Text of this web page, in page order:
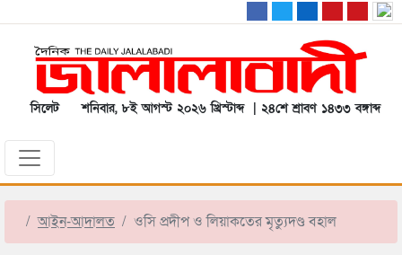
সিলেট শনিবার, ৮ই আগস্ট ২০২৬ খ্রিস্টাব্দ | ২৪শে শ্রাবণ ১৪৩৩ বঙ্গাব্দ
আইন-আদালত ওসি প্রদীপ ও লিয়াকতের মৃত্যুদণ্ড বহাল